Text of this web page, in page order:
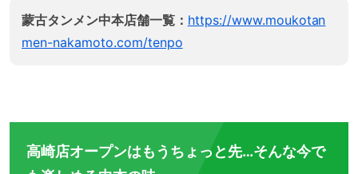
蒙古タンメン中本店舗一覧： https://www.moukotan
men-nakamoto.com/tenpo
高崎店オープンはもうちょっと先…そんな今で